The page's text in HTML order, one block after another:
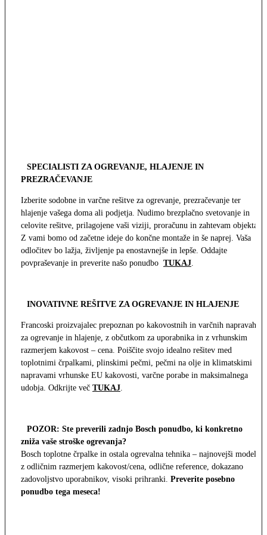
SPECIALISTI ZA OGREVANJE, HLAJENJE IN
PREZRAČEVANJE
Izberite sodobne in varčne rešitve za ogrevanje, prezračevanje ter
hlajenje vašega doma ali podjetja. Nudimo brezplačno svetovanje in
celovite rešitve, prilagojene vaši viziji, proračunu in zahtevam objekta.
Z vami bomo od začetne ideje do končne montaže in še naprej. Vaša
odločitev bo lažja, življenje pa enostavnejše in lepše. Oddajte
povpraševanje in preverite našo ponudbo TUKAJ
INOVATIVNE REŠITVE ZA OGREVANJE IN HLAJENJE
Francoski proizvajalec prepoznan po kakovostnih in varčnih napravah
za ogrevanje in hlajenje, z občutkom za uporabnika in z vrhunskim
razmerjem kakovost – cena. Poiščite svojo idealno rešitev med
toplotnimi črpalkami, plinskimi pečmi, pečmi na olje in klimatskimi
napravami vrhunske EU kakovosti, varčne porabe in maksimalnega
udobja. Odkrijte več TUKAJ
POZOR: Ste preverili zadnjo Bosch ponudbo, ki konkretno
zniža vaše stroške ogrevanja?
Bosch toplotne črpalke in ostala ogrevalna tehnika – najnovejši modeli
z odličnim razmerjem kakovost/cena, odlične reference, dokazano
zadovoljstvo uporabnikov, visoki prihranki. Preverite posebno
ponudbo tega meseca!